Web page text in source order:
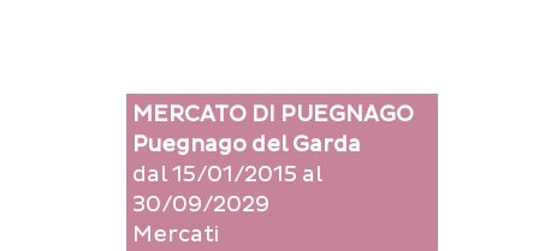
MERCATO DI PUEGNAGO
Puegnago del Garda
dal 15/01/2015 al
30/09/2029
Mercati